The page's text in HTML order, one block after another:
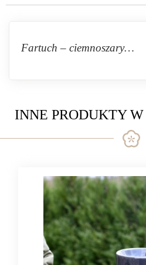
Fartuch – ciemnoszary…
INNE PRODUKTY